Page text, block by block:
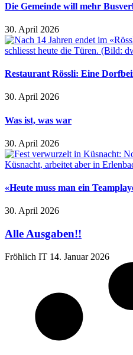
Die Gemeinde will mehr
30. April 2026
Restaurant Rössli: Eine
30. April 2026
Was ist, was war
30. April 2026
«Heute muss man ein
30. April 2026
Alle Ausgaben!!
Fröhlich IT 14. Januar 2026